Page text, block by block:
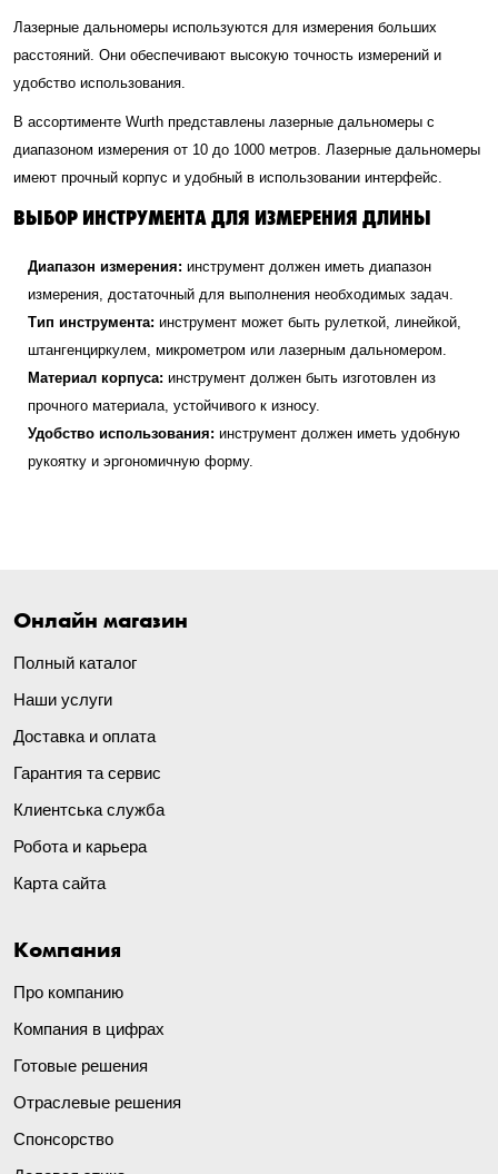
Лазерные дальномеры используются для измерения больших
расстояний. Они обеспечивают высокую точность измерений и
удобство использования.
В ассортименте Wurth представлены лазерные дальномеры с
диапазоном измерения от 10 до 1000 метров. Лазерные дальномеры
имеют прочный корпус и удобный в использовании интерфейс.
ВЫБОР ИНСТРУМЕНТА ДЛЯ ИЗМЕРЕНИЯ ДЛИНЫ
Диапазон измерения: инструмент должен иметь диапазон
измерения, достаточный для выполнения необходимых задач.
Тип инструмента: инструмент может быть рулеткой, линейкой,
штангенциркулем, микрометром или лазерным дальномером.
Материал корпуса: инструмент должен быть изготовлен из
прочного материала, устойчивого к износу.
Удобство использования: инструмент должен иметь удобную
рукоятку и эргономичную форму.
Онлайн магазин
Полный каталог
Наши услуги
Доставка и оплата
Гарантия та сервис
Клиентська служба
Робота и карьера
Карта сайта
Компания
Про компанию
Компания в цифрах
Готовые решения
Отраслевые решения
Спонсорство